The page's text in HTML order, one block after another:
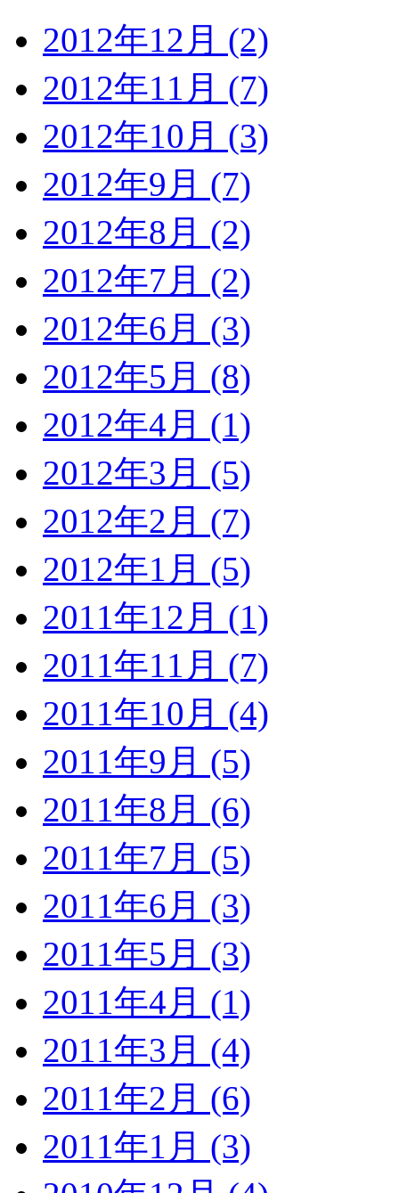
2012年12月 (2)
2012年11月 (7)
2012年10月 (3)
2012年9月 (7)
2012年8月 (2)
2012年7月 (2)
2012年6月 (3)
2012年5月 (8)
2012年4月 (1)
2012年3月 (5)
2012年2月 (7)
2012年1月 (5)
2011年12月 (1)
2011年11月 (7)
2011年10月 (4)
2011年9月 (5)
2011年8月 (6)
2011年7月 (5)
2011年6月 (3)
2011年5月 (3)
2011年4月 (1)
2011年3月 (4)
2011年2月 (6)
2011年1月 (3)